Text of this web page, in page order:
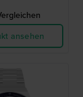
ansehen